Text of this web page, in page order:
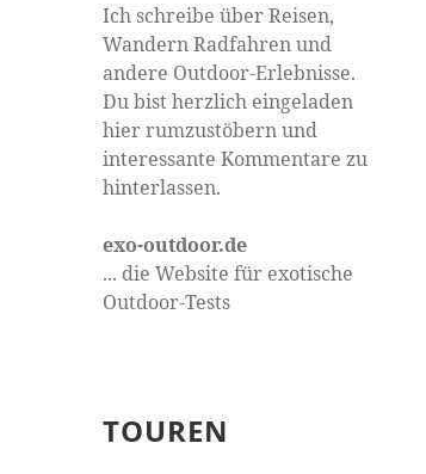
Ich schreibe über Reisen,
Wandern Radfahren und
andere Outdoor-Erlebnisse.
Du bist herzlich eingeladen
hier rumzustöbern und
interessante Kommentare zu
hinterlassen.
exo-outdoor.de
... die Website für exotische
Outdoor-Tests
TOUREN